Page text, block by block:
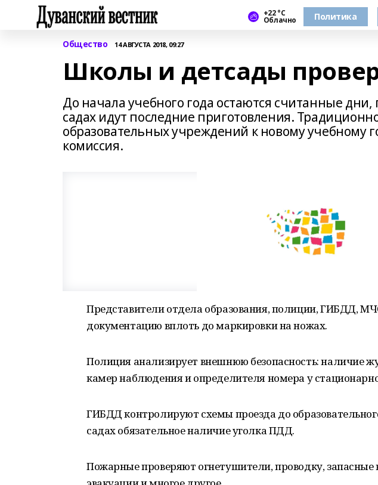
+22 °С
Облачно Политика
Общество 14 АВГУСТА 2018, 09:27
Школы и детсады
До начала учебного года остаются считанные дни,
садах идут последние приготовления.
образовательных учреждений к новому учебному
комиссия.
Представители отдела образования, полиции, ГИБДД,
документацию вплоть до маркировки на ножах.
Полиция анализирует внешнюю безопасность: наличие
камер наблюдения и определителя номера у
ГИБДД контролируют схемы проезда до
садах обязательное наличие уголка ПДД.
Пожарные проверяют огнетушители, проводку,